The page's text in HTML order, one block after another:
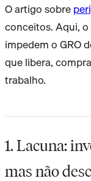
O artigo sobre
conceitos. Aqui,
impedem o GRO
que libera,
trabalho.
1. Lacuna:
mas não